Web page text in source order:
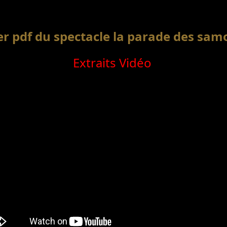
pdf du spectacle la parade des
Extraits Vidéo